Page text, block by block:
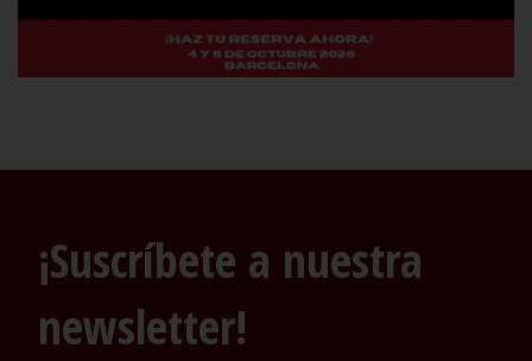
¡Suscríbete a nuestra
newsletter!